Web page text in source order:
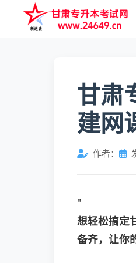
甘肃
建网
作者：
"
想轻松搞定
备齐，让你